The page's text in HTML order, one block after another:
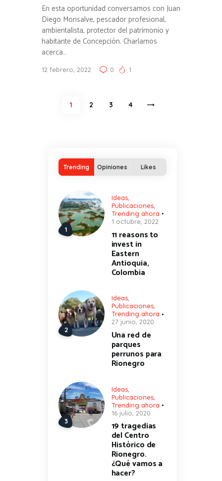
En esta oportunidad conversamos con Juan
Diego Monsalve, pescador profesional,
ambientalista, protector del patrimonio y
habitante de Concepción. Charlamos
acerca…
12 febrero, 2022 0 1
Paginación
PAGE
1 PAGE
2 PAGE
3 PAGE
4
Trending Opiniones Likes
Ideas,
Publicaciones,
Trending ahora
1 octubre, 2022
11 reasons to
invest in
Eastern
Antioquia,
Colombia
Ideas,
Publicaciones,
Trending ahora
27 junio, 2020
Una red de
parques
perrunos para
Rionegro
Ideas,
Publicaciones,
Trending ahora
16 julio, 2020
19 tragedias
del Centro
Histórico de
Rionegro.
¿Qué vamos a
hacer?